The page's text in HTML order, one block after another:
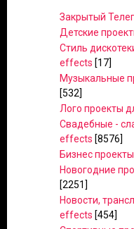
Закрытый
Детские
Стиль
effects [17]
Музыкальные
[532]
Лого проекты
Свадебные -
effects [8576]
Бизнес
Новогодние
[2251]
Новости,
effects [454]